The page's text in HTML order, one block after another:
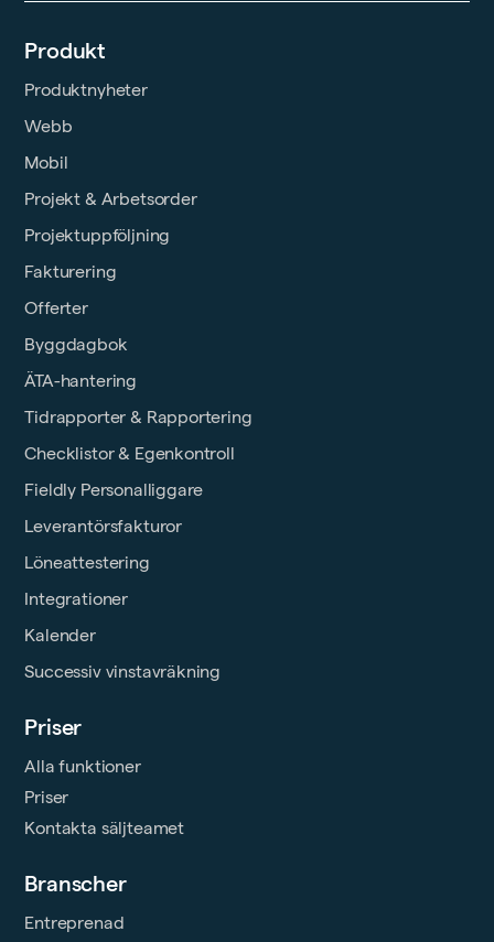
Produkt
Produktnyheter
Webb
Mobil
Projekt & Arbetsorder
Projektuppföljning
Fakturering
Offerter
Byggdagbok
ÄTA-hantering
Tidrapporter & Rapportering
Checklistor & Egenkontroll
Fieldly Personalliggare
Leverantörsfakturor
Löneattestering
Integrationer
Kalender
Successiv vinstavräkning
Priser
Alla funktioner
Priser
Kontakta säljteamet
Branscher
Entreprenad